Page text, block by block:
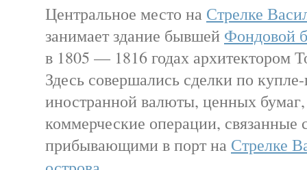
Центральное место на Стрелке
занимает здание бывшей Фондовой
в 1805 — 1816 годах архитектором
Здесь совершались сделки по
иностранной валюты, ценных
коммерческие операции, связанные
прибывающими в порт на Стрелке